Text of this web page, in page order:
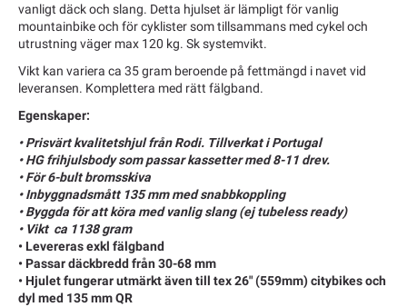
vanligt däck och slang. Detta hjulset är lämpligt för vanlig
mountainbike och för cyklister som tillsammans med cykel och
utrustning väger max 120 kg. Sk systemvikt.
Vikt kan variera ca 35 gram beroende på fettmängd i navet vid
leveransen. Komplettera med rätt fälgband.
Egenskaper:
• Prisvärt kvalitetshjul från Rodi. Tillverkat i Portugal
• HG frihjulsbody som passar kassetter med 8-11 drev.
• För 6-bult bromsskiva
• Inbyggnadsmått 135 mm med snabbkoppling
• Byggda för att köra med vanlig slang (ej tubeless ready)
• Vikt ca 1138 gram
• Levereras exkl fälgband
• Passar däckbredd från 30-68 mm
• Hjulet fungerar utmärkt även till tex 26" (559mm) citybikes och
dyl med 135 mm QR